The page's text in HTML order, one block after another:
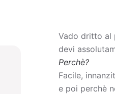
Vado dritto al
devi
Perchè?
Facile,
e poi perchè